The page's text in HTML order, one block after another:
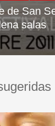
de San
salas